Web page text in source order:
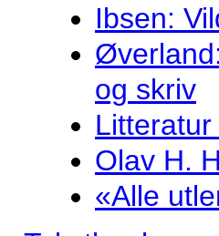
Ibsen:
og skriv
Olav H.
«Alle